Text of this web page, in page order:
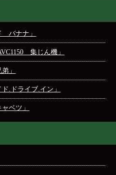
バナナ」
集じん機」
」
.ドライブ.イン」
ベツ」